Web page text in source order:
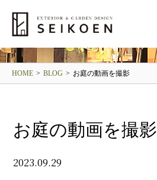
HOME > BLOG > お庭の動画を撮影
お庭の動画を撮影
2023.09.29